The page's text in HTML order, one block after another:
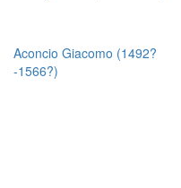
Aconcio Giacomo (1492?
-1566?)